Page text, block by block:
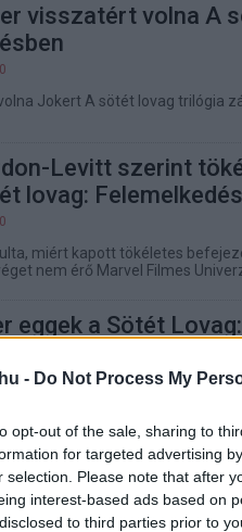
- Do Not Process My
opt-out of the sale, sharing to
for targeted advertising
selection. Please note that after
interest-based ads based on
to third parties prior to
visszatért volna A
Jokert A sötét lovag trilógia
Levitt szerint
lovag: Felemelkedés
miért kapott tökéletes
nem érő Marvel Filmes
eggek a Sötét Lovag:
Levitt